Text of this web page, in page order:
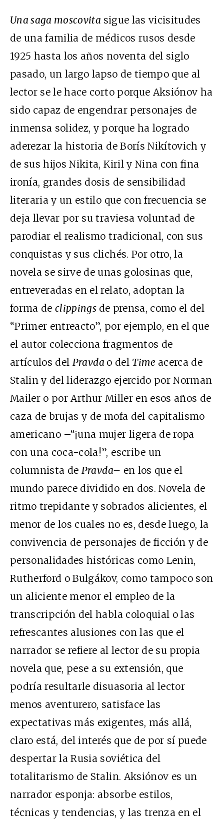
Una saga moscovita sigue las vicisitudes
de una familia de médicos rusos desde
1925 hasta los años noventa del siglo
pasado, un largo lapso de tiempo que al
lector se le hace corto porque Aksiónov ha
sido capaz de engendrar personajes de
inmensa solidez, y porque ha logrado
aderezar la historia de Borís Nikítovich y
de sus hijos Nikita, Kiril y Nina con fina
ironía, grandes dosis de sensibilidad
literaria y un estilo que con frecuencia se
deja llevar por su traviesa voluntad de
parodiar el realismo tradicional, con sus
conquistas y sus clichés. Por otro, la
novela se sirve de unas golosinas que,
entreveradas en el relato, adoptan la
forma declippings de prensa, como el del
“Primer entreacto”, por ejemplo, en el que
el autor colecciona fragmentos de
artículos del Pravda o del Time acerca de
Stalin y del liderazgo ejercido por Norman
Mailer o por Arthur Miller en esos años de
caza de brujas y de mofa del capitalismo
americano –“¡una mujer ligera de ropa
con una coca-cola!”, escribe un
columnista de Pravda– en los que el
mundo parece dividido en dos. Novela de
ritmo trepidante y sobrados alicientes, el
menor de los cuales no es, desde luego, la
convivencia de personajes de ficción y de
personalidades históricas como Lenin,
Rutherford o Bulgákov, como tampoco son
un aliciente menor el empleo de la
transcripción del habla coloquial o las
refrescantes alusiones con las que el
narrador se refiere al lector de su propia
novela que, pese a su extensión, que
podría resultarle disuasoria al lector
menos aventurero, satisface las
expectativas más exigentes, más allá,
claro está, del interés que de por sí puede
despertar la Rusia soviética del
totalitarismo de Stalin. Aksiónov es un
narrador esponja: absorbe estilos,
técnicas y tendencias, y las trenza en el